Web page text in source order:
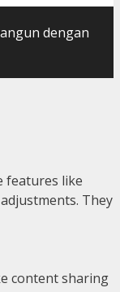
dengan
features like
They
content sharing